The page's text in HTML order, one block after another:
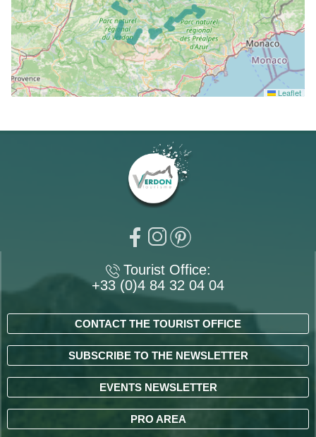
Leaflet
Tourist Office:
+33 (0)4 84 32 04 04
CONTACT THE TOURIST OFFICE
SUBSCRIBE TO THE NEWSLETTER
EVENTS NEWSLETTER
PRO AREA